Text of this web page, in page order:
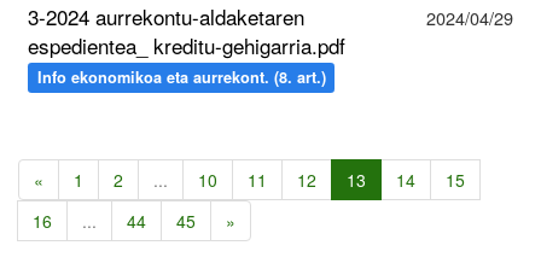
3-2024 aurrekontu-aldaketaren
espedientea_ kreditu-gehigarria.pdf
Info ekonomikoa eta aurrekont. (8. art.)
2024/04/29
« 1 2 ... 10 11 12 13 14
15
16
... 44 45 »